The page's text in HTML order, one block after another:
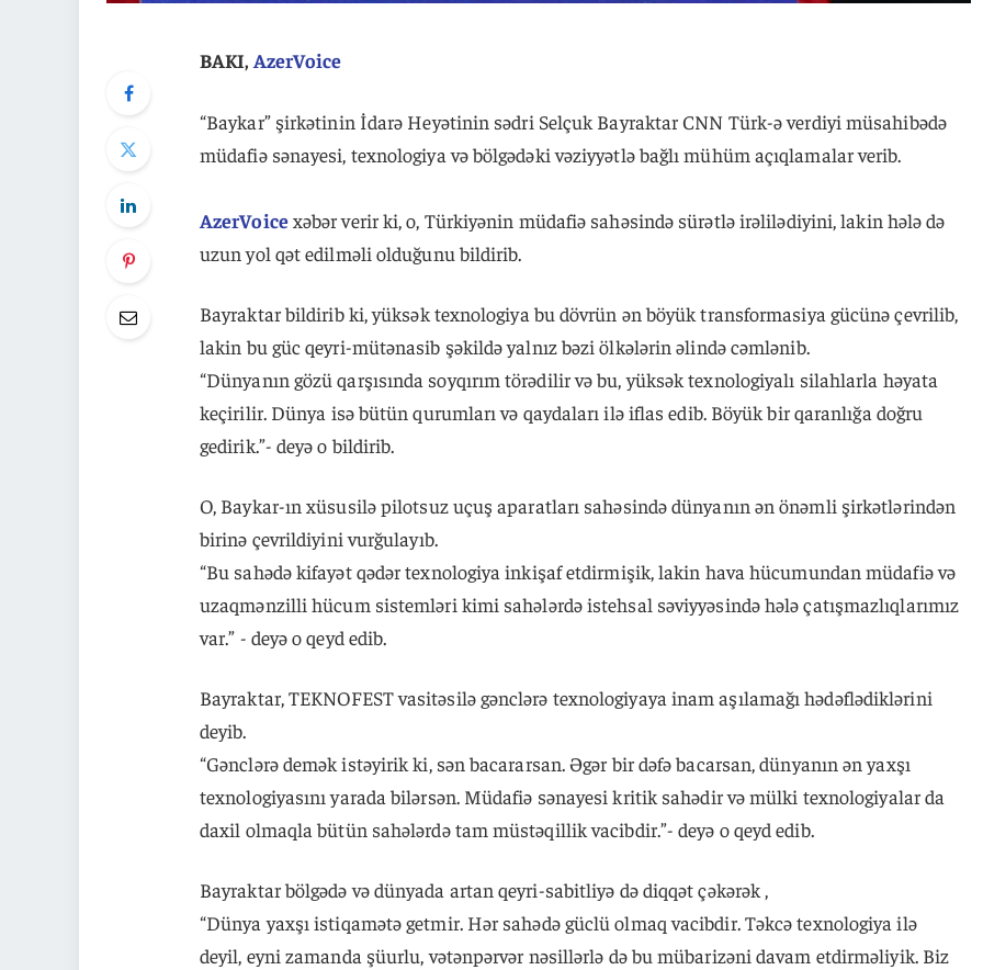
BAKI, AzerVoice
“Baykar” şirkətinin İdarə Heyətinin sədri Selçuk Bayraktar CNN Türk-ə verdiyi müsahibədə
müdafiə sənayesi, texnologiya və bölgədəki vəziyyətlə bağlı mühüm açıqlamalar verib.
AzerVoicexəbər verir ki, o, Türkiyənin müdafiə sahəsində sürətlə irəlilədiyini, lakin hələ də
uzun yol qət edilməli olduğunu bildirib.
Bayraktar bildirib ki, yüksək texnologiya bu dövrün ən böyük transformasiya gücünə çevrilib,
lakin bu güc qeyri-mütənasib şəkildə yalnız bəzi ölkələrin əlində cəmlənib.
“Dünyanın gözü qarşısında soyqırım törədilir və bu, yüksək texnologiyalı silahlarla həyata
keçirilir. Dünya isə bütün qurumları və qaydaları ilə iflas edib. Böyük bir qaranlığa doğru
gedirik.”- deyə o bildirib.
O, Baykar-ın xüsusilə pilotsuz uçuş aparatları sahəsində dünyanın ən önəmli şirkətlərindən
birinə çevrildiyini vurğulayıb.
“Bu sahədə kifayət qədər texnologiya inkişaf etdirmişik, lakin hava hücumundan müdafiə və
uzaqmənzilli hücum sistemləri kimi sahələrdə istehsal səviyyəsində hələ çatışmazlıqlarımız
var.” - deyə o qeyd edib.
Bayraktar, TEKNOFEST vasitəsilə gənclərə texnologiyaya inam aşılamağı hədəflədiklərini
deyib.
“Gənclərə demək istəyirik ki, sən bacararsan. Əgər bir dəfə bacarsan, dünyanın ən yaxşı
texnologiyasını yarada bilərsən. Müdafiə sənayesi kritik sahədir və mülki texnologiyalar da
daxil olmaqla bütün sahələrdə tam müstəqillik vacibdir.”- deyə o qeyd edib.
Bayraktar bölgədə və dünyada artan qeyri-sabitliyə də diqqət çəkərək ,
“Dünya yaxşı istiqamətə getmir. Hər sahədə güclü olmaq vacibdir. Təkcə texnologiya ilə
deyil, eyni zamanda şüurlu, vətənpərvər nəsillərlə də bu mübarizəni davam etdirməliyik. Biz